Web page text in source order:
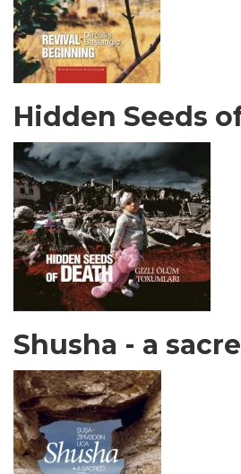
Hidden Seeds
Shusha - a